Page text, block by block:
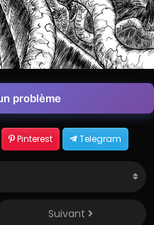
problème
Pinterest Telegram
Suivant